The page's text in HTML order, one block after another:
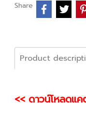
Share
Product
<< ดาวน์โหลดแ